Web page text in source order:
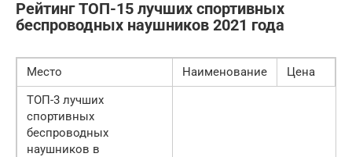
Рейтинг ТОП-15 лучших спортивных
беспроводных наушников 2021 года
Место Наименование
Цена
ТОП-3 лучших
спортивных
беспроводных
наушников в